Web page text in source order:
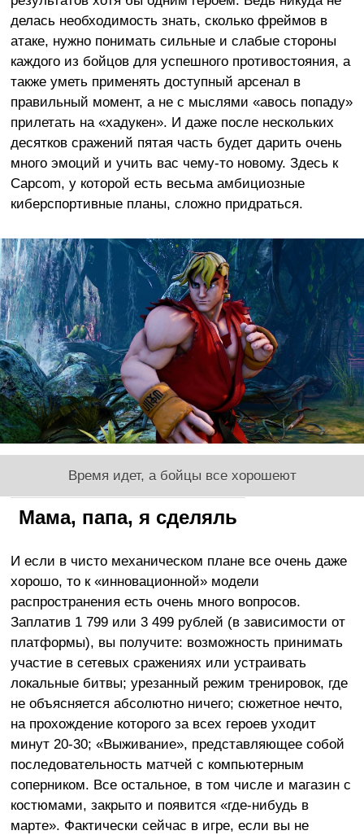
делась необходимость знать, сколько фреймов в
атаке, нужно понимать сильные и слабые стороны
каждого из бойцов для успешного противостояния, а
также уметь применять доступный арсенал в
правильный момент, а не с мыслями «авось попаду»
прилетать на «хадукен». И даже после нескольких
десятков сражений пятая часть будет дарить очень
много эмоций и учить вас чему-то новому. Здесь к
Capcom, у которой есть весьма амбициозные
киберспортивные планы, сложно придраться.
Время идет, а бойцы все хорошеют
Мама, папа, я сделяль
И если в чисто механическом плане все очень даже
хорошо, то к «инновационной» модели
распространения есть очень много вопросов.
Заплатив 1 799 или 3 499 рублей (в зависимости от
платформы), вы получите: возможность принимать
участие в сетевых сражениях или устраивать
локальные битвы; урезанный режим тренировок, где
не объясняется абсолютно ничего; сюжетное нечто,
на прохождение которого за всех героев уходит
минут 20-30; «Выживание», представляющее собой
последовательность матчей с компьютерным
соперником. Все остальное, в том числе и магазин с
костюмами, закрыто и появится «где-нибудь в
марте». Фактически сейчас в игре, если вы не